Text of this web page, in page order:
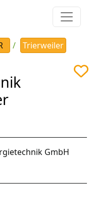
Trierweiler
GmbH